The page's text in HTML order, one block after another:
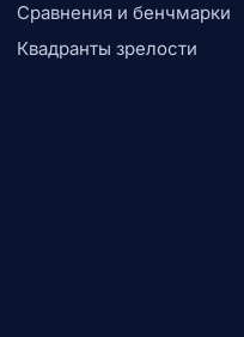
Сравнения и бенчмарки
Квадранты зрелости